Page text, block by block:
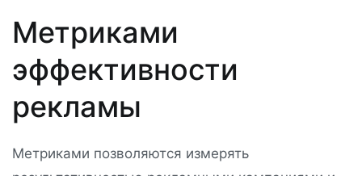
Метриками
эффективности
рекламы
Метриками позволяются измерять